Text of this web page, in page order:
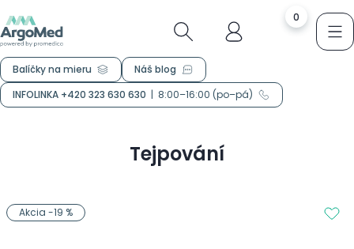
0
Balíčky na mieru
Náš blog
INFOLINKA +420 323 630 630 | 8:00–16:00 (po–pá)
Tejpování
Akcia -19 %